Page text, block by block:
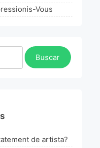
Vous
de artista?